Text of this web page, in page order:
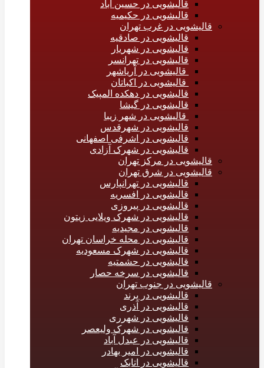
قالیشویی در حسین آباد
قالیشویی در حکیمیه
قالیشویی در غرب تهران
قالیشویی در صادقیه
قالیشویی در شهریار
قالیشویی در تهرانسر
قالیشویی در آریاشهر
قالیشویی در اکباتان
قالیشویی در دهکده المپیک
قالیشویی در گیشا
قالیشویی در شهر زیبا
قالیشویی در شهرقدس
قالیشویی در اشرفی اصفهانی
قالیشویی در شهرک آزادی
قالیشویی در مرکز تهران
قالیشویی در شرق تهران
قالیشویی در تهرانپارس
قالیشویی در افسریه
قالیشویی در پیروزی
قالیشویی در شهرک ویلایی زیتون
قالیشویی در مجیدیه
قالیشویی در محله خراسان تهران
قالیشویی در شهرک مسعودیه
قالیشویی در حشمتیه
قالیشویی در سرخه حصار
قالیشویی در جنوب تهران
قالیشویی در پرند
قالیشویی در آذری
قالیشویی در شهرری
قالیشویی در شهرک ولیعصر
قالیشویی در عبدل آباد
قالیشویی در امیر بهادر
قالیشویی در اتابک